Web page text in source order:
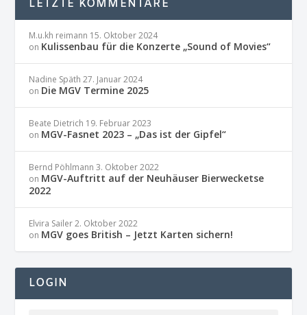
LETZTE KOMMENTARE
M.u.kh reimann 15. Oktober 2024
on Kulissenbau für die Konzerte „Sound of Movies“
Nadine Späth 27. Januar 2024
on Die MGV Termine 2025
Beate Dietrich 19. Februar 2023
on MGV-Fasnet 2023 – „Das ist der Gipfel“
Bernd Pöhlmann 3. Oktober 2022
on MGV-Auftritt auf der Neuhäuser Bierwecketse
2022
Elvira Sailer 2. Oktober 2022
on MGV goes British – Jetzt Karten sichern!
LOGIN